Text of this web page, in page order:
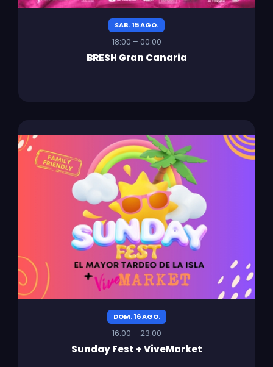
SAB. 15 AGO.
18:00 – 00:00
BRESH Gran Canaria
DOM. 16 AGO.
16:00 – 23:00
Sunday Fest + ViveMarket